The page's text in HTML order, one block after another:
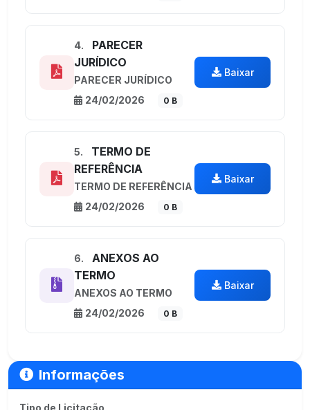
4.
PARECER
JURÍDICO
PARECER JURÍDICO
24/02/2026
0 B
Baixar
5.
TERMO DE
REFERÊNCIA
TERMO DE REFERÊNCIA
24/02/2026
0 B
Baixar
6.
ANEXOS AO
TERMO
ANEXOS AO TERMO
24/02/2026
0 B
Baixar
Informações
Tipo de Licitação